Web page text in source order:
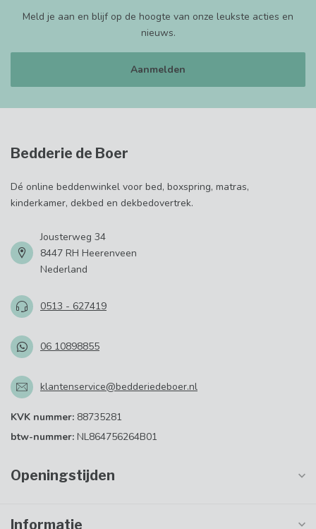
Meld je aan en blijf op de hoogte van onze leukste acties en
nieuws.
Aanmelden
Bedderie de Boer
Dé online beddenwinkel voor bed, boxspring, matras,
kinderkamer, dekbed en dekbedovertrek.
Jousterweg 34
8447 RH Heerenveen
Nederland
0513 - 627419
06 10898855
klantenservice@bedderiedeboer.nl
KVK nummer: 88735281
btw-nummer: NL864756264B01
Openingstijden
Informatie